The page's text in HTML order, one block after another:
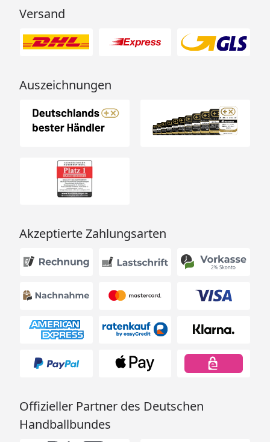
Versand
Auszeichnungen
Akzeptierte Zahlungsarten
Offizieller Partner des Deutschen
Handballbundes